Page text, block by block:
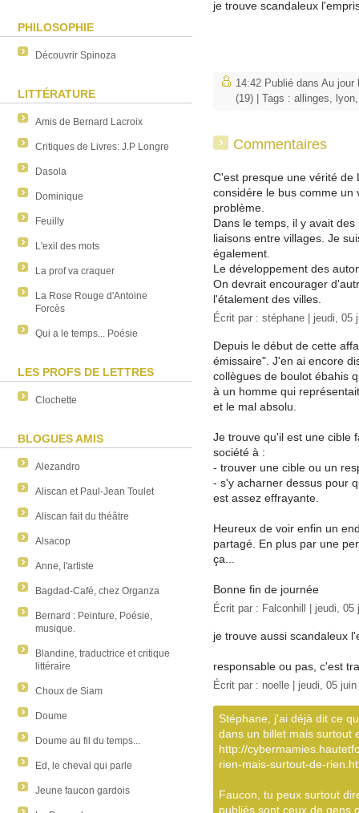
PHILOSOPHIE
Découvrir Spinoza
LITTÉRATURE
Amis de Bernard Lacroix
Critiques de Livres: J.P Longre
Dasola
Dominique
Feuilly
L'exil des mots
La prof va craquer
La Rose Rouge d'Antoine
Forcès
Qui a le temps... Poésie
LES PROFS DE LETTRES
Clochette
BLOGUES AMIS
Alezandro
Aliscan et Paul-Jean Toulet
Aliscan fait du théâtre
Alsacop
Anne, l'artiste
Bagdad-Café, chez Organza
Bernard : Peinture, Poésie,
musique.
Blandine, traductrice et critique
littéraire
Choux de Siam
Doume
Doume au fil du temps...
Ed, le cheval qui parle
Jeune faucon gardois
je trouve scandaleux
14:42 Publié dans Au jour
(19) | Tags : allinges, lyon
Commentaires
C'est presque une vérité de
considére le bus comme un
problème.
Dans le temps, il y avait
liaisons entre villages. Je
également.
Le développement des
On devrait encourager
l'étalement des villes.
Écrit par : stéphane | jeudi, 05
Depuis le début de cette
émissaire". J'en ai encore
collègues de boulot ébahis
à un homme qui
et le mal absolu.
Je trouve qu'il est une cible
société à :
- trouver une cible ou un
- s'y acharner dessus pour
est assez effrayante.
Heureux de voir enfin un
partagé. En plus par une
ça...
Bonne fin de journée
Écrit par : Falconhill | jeudi, 05
je trouve aussi scandaleux
responsable ou pas, c'est
Écrit par : noelle | jeudi, 05
Stéphane, j'ai déjà dit ce
dans un billet mais surtout
http://
rien-mais-surtout-de-
Faucon, tu peux surtout
publiés sont ceux de gens